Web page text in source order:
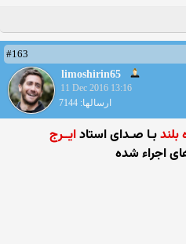
#163
limoshirin65
11 Dec 2016 13:16
ارسالها: 7144
بلندبـا صـدای استادایــرج
اجراء شده